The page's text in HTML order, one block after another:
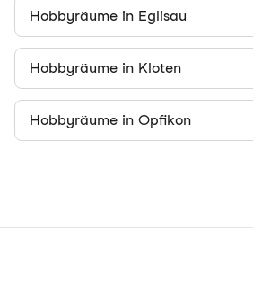
Hobbyräume in Eglisau
Hobbyräume in Kloten
Hobbyräume in Opfikon